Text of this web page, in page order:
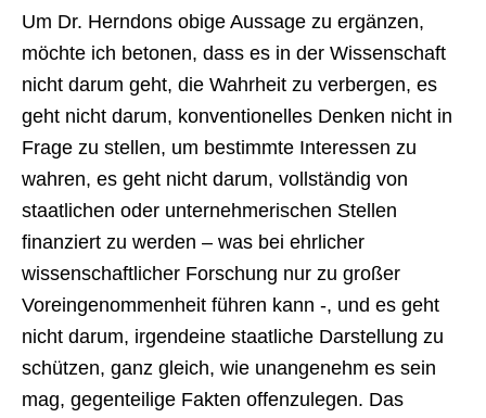
Um Dr. Herndons obige Aussage zu ergänzen,
möchte ich betonen, dass es in der Wissenschaft
nicht darum geht, die Wahrheit zu verbergen, es
geht nicht darum, konventionelles Denken nicht in
Frage zu stellen, um bestimmte Interessen zu
wahren, es geht nicht darum, vollständig von
staatlichen oder unternehmerischen Stellen
finanziert zu werden – was bei ehrlicher
wissenschaftlicher Forschung nur zu großer
Voreingenommenheit führen kann -, und es geht
nicht darum, irgendeine staatliche Darstellung zu
schützen, ganz gleich, wie unangenehm es sein
mag, gegenteilige Fakten offenzulegen. Das